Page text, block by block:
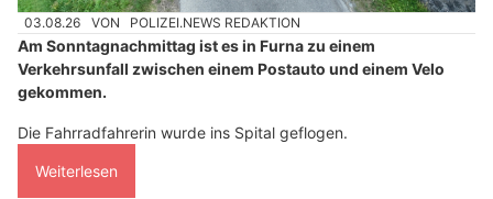
03.08.26 VON POLIZEI.NEWS REDAKTION
Am Sonntagnachmittag ist es in Furna zu einem
Verkehrsunfall zwischen einem Postauto und einem Velo
gekommen.
Die Fahrradfahrerin wurde ins Spital geflogen.
Weiterlesen